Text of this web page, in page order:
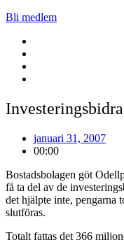
Bli medlem
januari 31, 2007
00:00
Bostadsbolagen göt
få ta del av de
det hjälpte inte, pengarna
slutföras.
Totalt fattas det 366